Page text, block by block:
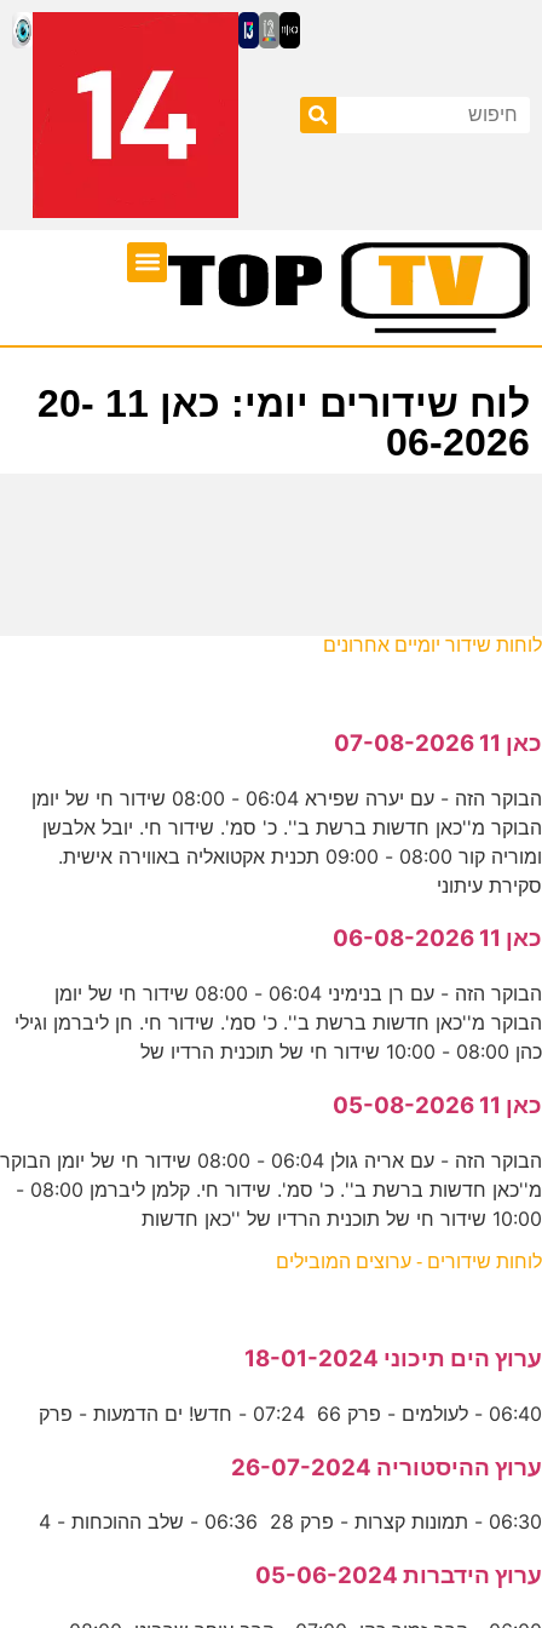
לוח שידורים יומי: כאן 11 20-
06-2026
לוחות שידור יומיים אחרונים
כאן 11 07-08-2026
הבוקר הזה - עם יערה שפירא 06:04 - 08:00 שידור חי של יומן
הבוקר מ''כאן חדשות ברשת ב''. כ' סמ'. שידור חי. יובל אלבשן
ומוריה קור 08:00 - 09:00 תכנית אקטואליה באווירה אישית.
סקירת עיתוני
כאן 11 06-08-2026
הבוקר הזה - עם רן בנימיני 06:04 - 08:00 שידור חי של יומן
הבוקר מ''כאן חדשות ברשת ב''. כ' סמ'. שידור חי. חן ליברמן וגילי
כהן 08:00 - 10:00 שידור חי של תוכנית הרדיו של
כאן 11 05-08-2026
הבוקר הזה - עם אריה גולן 06:04 - 08:00 שידור חי של יומן הבוקר
מ''כאן חדשות ברשת ב''. כ' סמ'. שידור חי. קלמן ליברמן 08:00 -
10:00 שידור חי של תוכנית הרדיו של ''כאן חדשות
לוחות שידורים - ערוצים המובילים
ערוץ הים תיכוני 18-01-2024
06:40 - לעולמים - פרק 66 07:24 - חדש! ים הדמעות - פרק
ערוץ ההיסטוריה 26-07-2024
06:30 - תמונות קצרות - פרק 28 06:36 - שלב ההוכחות - 4
ערוץ הידברות 05-06-2024